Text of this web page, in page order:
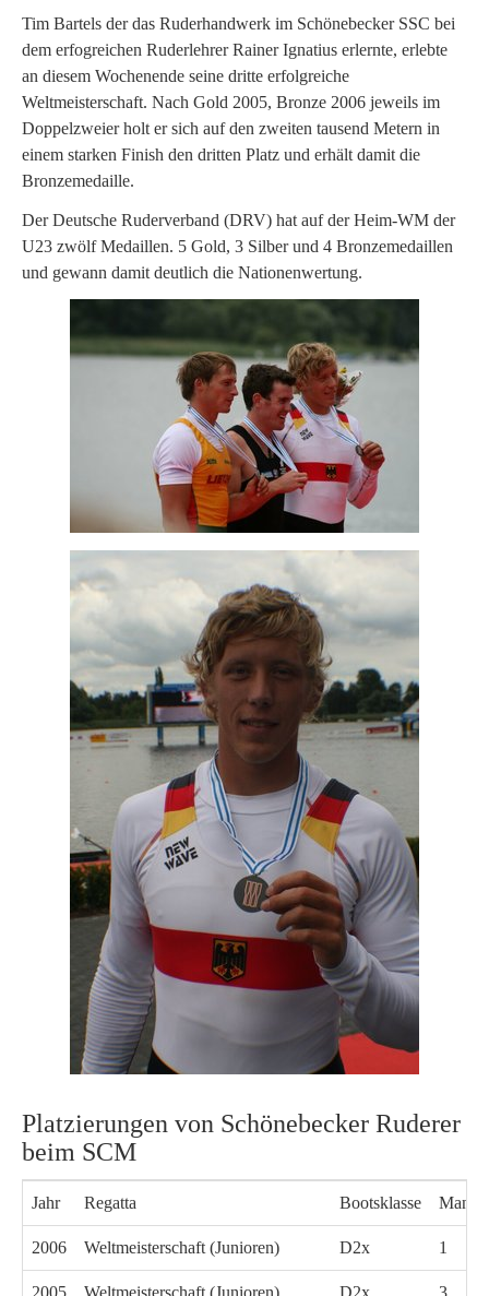
Tim Bartels der das Ruderhandwerk im Schönebecker SSC bei
dem erfogreichen Ruderlehrer Rainer Ignatius erlernte, erlebte
an diesem Wochenende seine dritte erfolgreiche
Weltmeisterschaft. Nach Gold 2005, Bronze 2006 jeweils im
Doppelzweier holt er sich auf den zweiten tausend Metern in
einem starken Finish den dritten Platz und erhält damit die
Bronzemedaille.
Der Deutsche Ruderverband (DRV) hat auf der Heim-WM der
U23 zwölf Medaillen. 5 Gold, 3 Silber und 4 Bronzemedaillen
und gewann damit deutlich die Nationenwertung.
Platzierungen von Schönebecker Ruderer
beim SCM
Jahr Regatta Bootsklasse
2006 Weltmeisterschaft (Junioren) D2x 1